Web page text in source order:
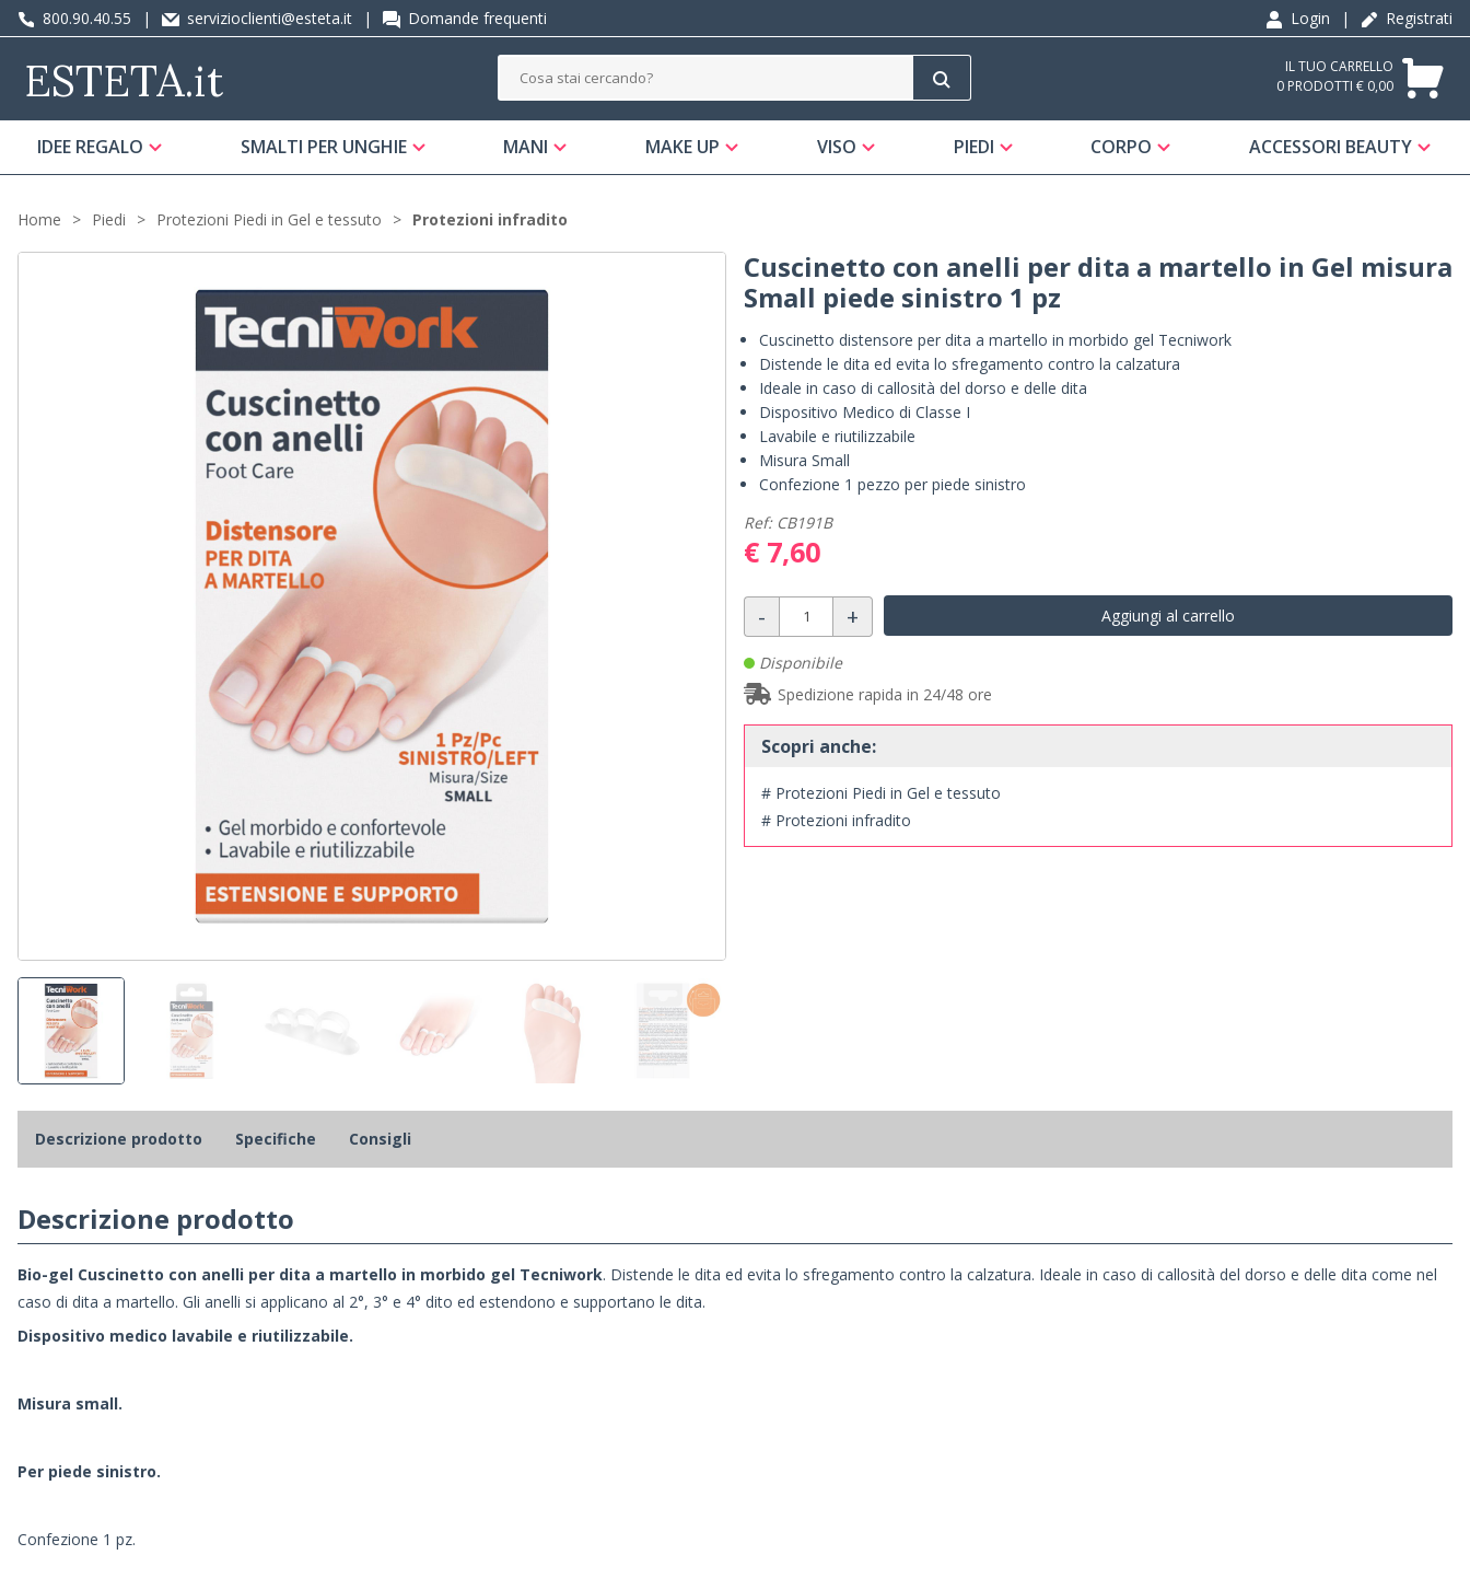
800.90.40.55 | servizioclienti@esteta.it | Domande frequenti Login | Registrati
ESTETA.it
IL TUO CARRELLO
0 PRODOTTI € 0,00
IDEE REGALO SMALTI PER UNGHIE MANI MAKE UP VISO PIEDI CORPO ACCESSORI BEAUTY
Home Piedi Protezioni Piedi in Gel e tessuto Protezioni infradito
Cuscinetto con anelli per dita a martello in Gel misura
Small piede sinistro 1 pz
Cuscinetto distensore per dita a martello in morbido gel Tecniwork
Distende le dita ed evita lo sfregamento contro la calzatura
Ideale in caso di callosità del dorso e delle dita
Dispositivo Medico di Classe I
Lavabile e riutilizzabile
Misura Small
Confezione 1 pezzo per piede sinistro
Ref: CB191B
€ 7,60
- + Aggiungi al carrello
Disponibile
Spedizione rapida in 24/48 ore
Scopri anche:
# Protezioni Piedi in Gel e tessuto
# Protezioni infradito
Descrizione prodotto Specifiche Consigli
Descrizione prodotto
Bio-gel Cuscinetto con anelli per dita a martello in morbido gel Tecniwork. Distende le dita ed evita lo sfregamento contro la calzatura. Ideale in caso di callosità del dorso e delle dita come nel
caso di dita a martello. Gli anelli si applicano al 2°, 3° e 4° dito ed estendono e supportano le dita.
Dispositivo medico lavabile e riutilizzabile.
Misura small.
Per piede sinistro.
Confezione 1 pz.